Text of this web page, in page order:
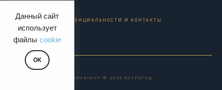
Данный сайт
использует
файлы cookie
ОК
ПОЛИТИКА КОНФИДЕНЦИАЛЬНОСТИ И КОНТАКТЫ
COPYRIGHT © 2026 АСТРОГОД